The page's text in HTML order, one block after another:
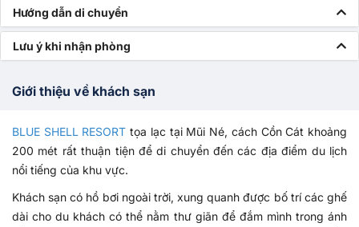
Hướng dẫn di chuyển
Lưu ý khi nhận phòng
Giới thiệu về khách sạn
BLUE SHELL RESORT tọa lạc tại Mũi Né, cách Cồn Cát khoảng
200 mét rất thuận tiện để di chuyển đến các địa điểm du lịch
nổi tiếng của khu vực.
Khách sạn có hồ bơi ngoài trời, xung quanh được bố trí các ghế
dài cho du khách có thể nằm thư giãn để đắm mình trong ánh